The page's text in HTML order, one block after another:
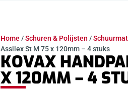
Home /Schuren & Polijsten /
Assilex St M 75 x 120mm – 4 stuks
KOVAX
X 120MM – 4